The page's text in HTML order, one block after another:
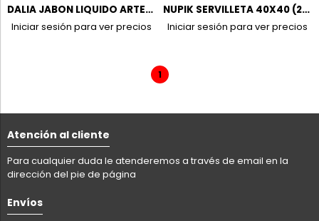
DALIA JABON LIQUIDO ARTESANO 1L C/6
Iniciar sesión para ver precios
NUPIK SERVILLETA 40X40 (20UD)
Iniciar sesión para ver precios
1
Atención al cliente
Para cualquier duda le atenderemos a través de email en la
dirección del pie de página
Envíos